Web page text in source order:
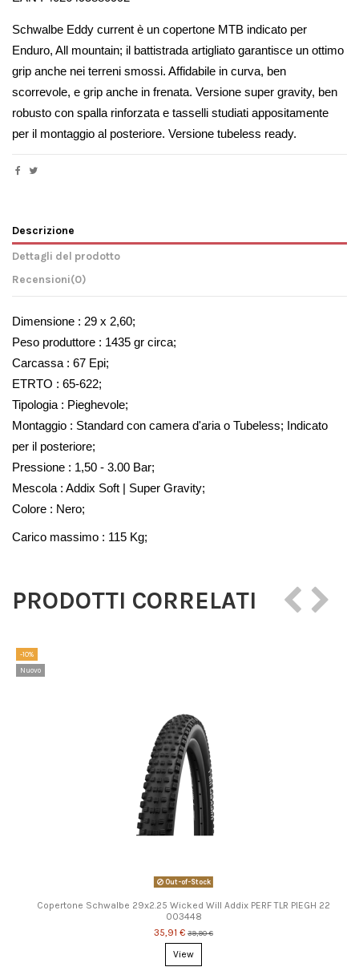
Schwalbe Eddy current è un copertone MTB indicato per
Enduro, All mountain; il battistrada artigliato garantisce un ottimo
grip anche nei terreni smossi. Affidabile in curva, ben
scorrevole, e grip anche in frenata. Versione super gravity, ben
robusto con spalla rinforzata e tasselli studiati appositamente
per il montaggio al posteriore. Versione tubeless ready.
Descrizione
Dettagli del prodotto
Recensioni(0)
Dimensione : 29 x 2,60;
Peso produttore : 1435 gr circa;
Carcassa : 67 Epi;
ETRTO : 65-622;
Tipologia : Pieghevole;
Montaggio : Standard con camera d'aria o Tubeless; Indicato
per il posteriore;
Pressione : 1,50 - 3.00 Bar;
Mescola : Addix Soft | Super Gravity;
Colore : Nero;
Carico massimo : 115 Kg;
PRODOTTI CORRELATI
-10%
Nuovo
Out-of-Stock
Copertone Schwalbe 29x2.25 Wicked Will Addix PERF TLR PIEGH 22
003448
35,91 € 39,90 €
View